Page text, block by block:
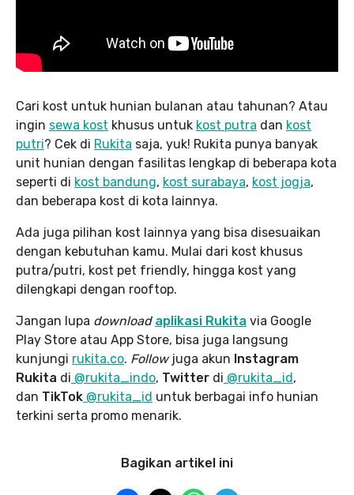
Cari kost untuk hunian bulanan atau tahunan? Atau
ingin sewa kost khusus untuk kost putra dan kost
putri? Cek di Rukita saja, yuk! Rukita punya banyak
unit hunian dengan fasilitas lengkap di beberapa kota
seperti di kost bandung, kost surabaya, kost jogja,
dan beberapa kost di kota lainnya.
Ada juga pilihan kost lainnya yang bisa disesuaikan
dengan kebutuhan kamu. Mulai dari kost khusus
putra/putri, kost pet friendly, hingga kost yang
dilengkapi dengan rooftop.
Jangan lupa download aplikasi Rukita via Google
Play Store atau App Store, bisa juga langsung
kunjungi rukita.co. Followjuga akun Instagram
Rukita di @rukita_indo, Twitter di @rukita_id,
dan TikTok @rukita_id untuk berbagai info hunian
terkini serta promo menarik.
Bagikan artikel ini